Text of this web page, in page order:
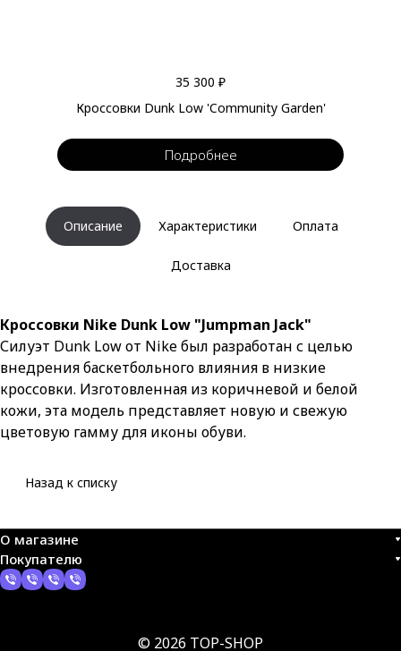
35 300 ₽
Кроссовки Dunk Low 'Community Garden'
Подробнее
Описание Характеристики Оплата
Доставка
Кроссовки Nike Dunk Low "Jumpman Jack"
Силуэт Dunk Low от Nike был разработан с целью
внедрения баскетбольного влияния в низкие
кроссовки. Изготовленная из коричневой и белой
кожи, эта модель представляет новую и свежую
цветовую гамму для иконы обуви.
Назад к списку
О магазине
Покупателю
© 2026 TOP-SHOP